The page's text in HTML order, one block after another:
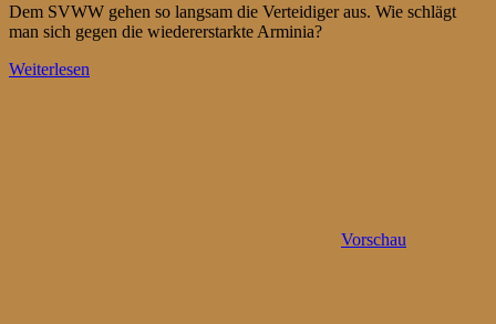
Dem SVWW gehen so langsam die Verteidiger aus. Wie schlägt
man sich gegen die wiedererstarkte Arminia?
Weiterlesen
Vorschau